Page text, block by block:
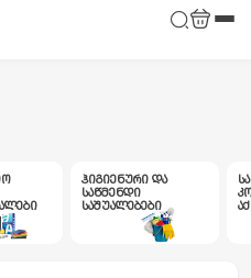
ჰიგიენური და
საწმენდი
საშუალებები